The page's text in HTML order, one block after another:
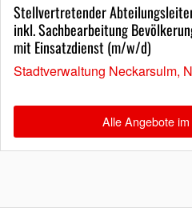
Stellvertretender
inkl. Sachbearbeitung
mit Einsatzdienst (m/w/d)
Stadtverwaltung Neckarsulm,
Alle Angebote